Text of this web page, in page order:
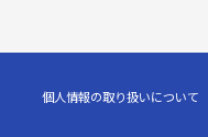
個人情報の取り扱いについて